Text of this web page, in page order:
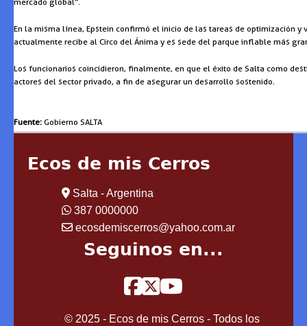
En la misma línea, Epstein confirmó el inicio de las tareas de optimización
actualmente recibe al Circo del Ánima y es sede del parque inflable más
Los funcionarios coincidieron, finalmente, en que el éxito de Salta como
actores del sector privado, a fin de asegurar un desarrollo sostenido.
Fuente: Gobierno SALTA
Ecos de mis Cerros
Salta - Argentina
387 0000000
ecosdemiscerros@yahoo.com.ar
Seguinos en...
© 2025 - Ecos de mis Cerros - Todos los